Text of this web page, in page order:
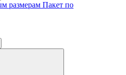
Пакет по